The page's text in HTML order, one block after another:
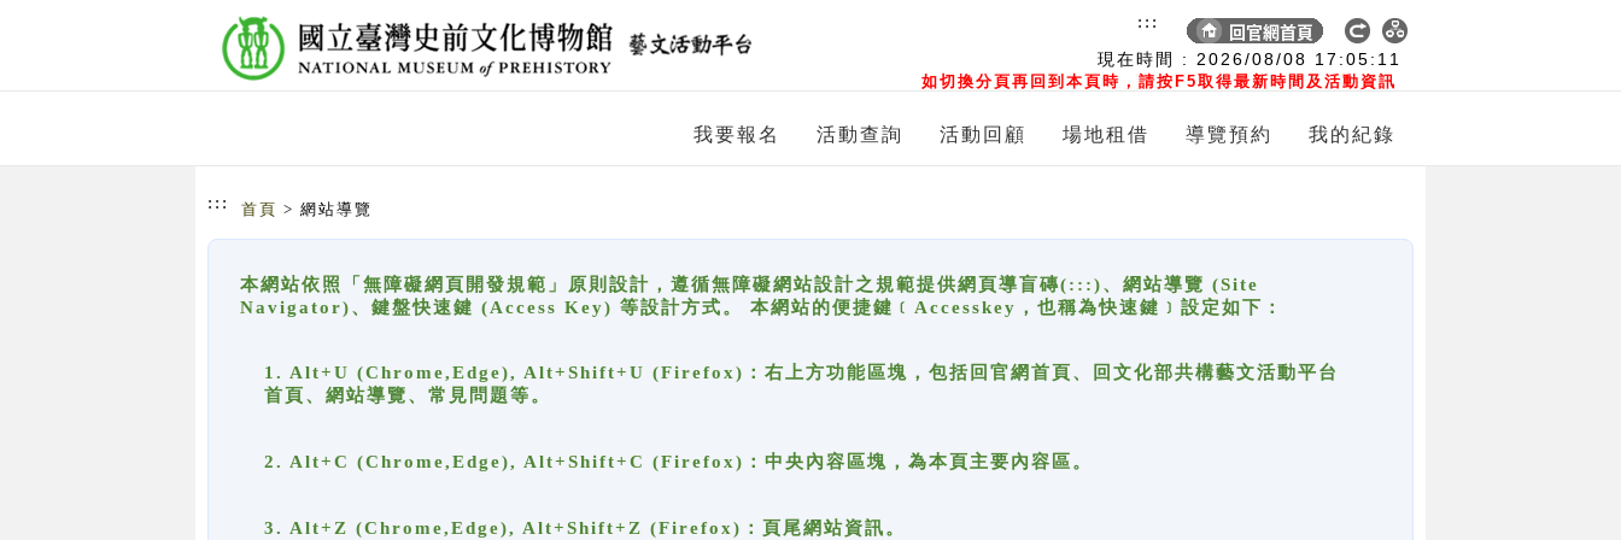
現在時間 : 2026/08/08 17:05:11
如切換分頁再回到本頁時，請按F5取得最新時間及活動資訊
:::
我要報名 活動查詢 活動回顧 場地租借 導覽預約 我的紀錄
::: 首頁 > 網站導覽
本網站依照「無障礙網頁開發規範」原則設計，遵循無障礙網站設計之規範提供網頁導盲磚(:::)、網站導覽 (Site
Navigator)、鍵盤快速鍵 (Access Key) 等設計方式。 本網站的便捷鍵﹝Accesskey，也稱為快速鍵﹞設定如下：
1. Alt+U (Chrome,Edge), Alt+Shift+U (Firefox)：右上方功能區塊，包括回官網首頁、回文化部共構藝文活動平台
首頁、網站導覽、常見問題等。
2. Alt+C (Chrome,Edge), Alt+Shift+C (Firefox)：中央內容區塊，為本頁主要內容區。
3. Alt+Z (Chrome,Edge), Alt+Shift+Z (Firefox)：頁尾網站資訊。